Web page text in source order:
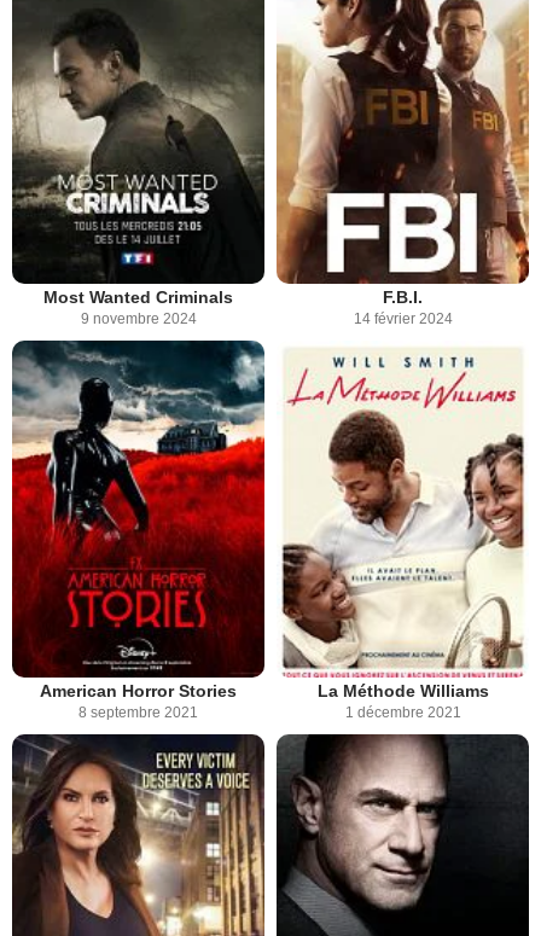
Most Wanted Criminals
9 novembre 2024
F.B.I.
14 février 2024
American Horror Stories
8 septembre 2021
La Méthode Williams
1 décembre 2021